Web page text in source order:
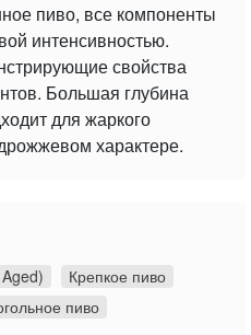
пиво, все компоненты
интенсивностью.
свойства
Большая глубина
для жаркого
характере.
Крепкое пиво
пиво